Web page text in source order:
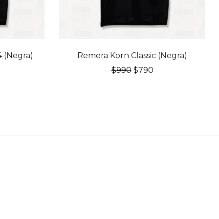
(Negra)
20% OFF
Remera Korn Classic (Negra)
$990 El
$790El